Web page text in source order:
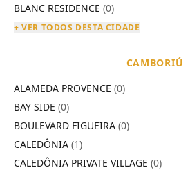
BLANC RESIDENCE (0)
+ VER TODOS DESTA CIDADE
CAMBORIÚ
ALAMEDA PROVENCE (0)
BAY SIDE (0)
BOULEVARD FIGUEIRA (0)
CALEDÔNIA (1)
CALEDÔNIA PRIVATE VILLAGE (0)